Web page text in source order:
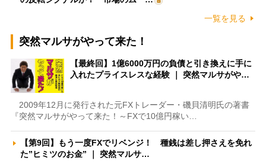
一覧を見る
突然マルサがやって来た！
【最終回】1億6000万円の負債と引き換えに手に
入れたプライスレスな経験 ｜ 突然マルサがや…
2009年12月に発行された元FXトレーダー・磯貝清明氏の著書
『突然マルサがやって来た！～FXで10億円稼い…
【第9回】もう一度FXでリベンジ！ 種銭は差し押さえを免れ
た”ヒミツのお金” ｜ 突然マルサ…